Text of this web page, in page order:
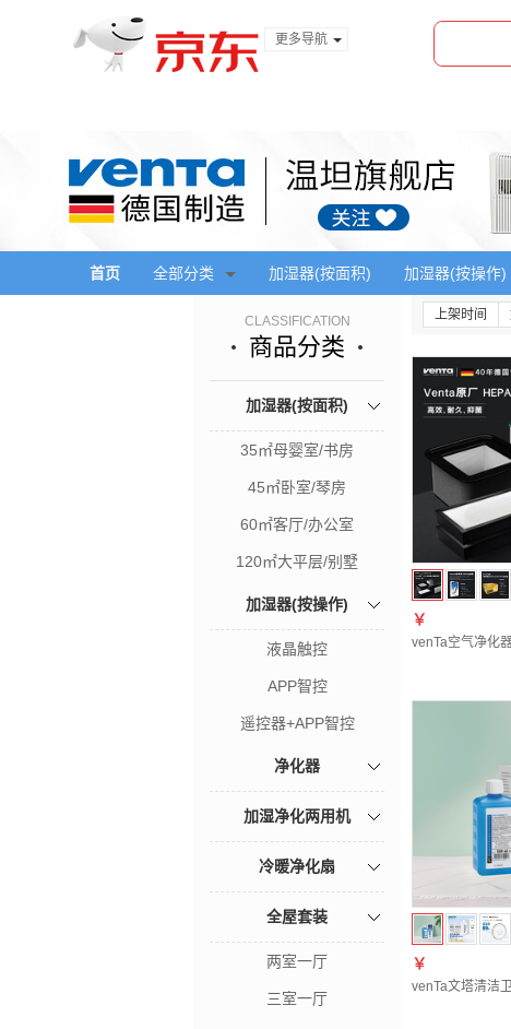
更多导航
首页 全部分类 加湿器(按面积) 加湿器(按操作)
CLASSIFICATION
商品分类
加湿器(按面积)
35㎡母婴室/书房
45㎡卧室/琴房
60㎡客厅/办公室
120㎡大平层/别墅
加湿器(按操作)
液晶触控
APP智控
遥控器+APP智控
净化器
加湿净化两用机
冷暖净化扇
全屋套装
两室一厅
三室一厅
上架时间
￥
venTa空气净化
￥
venTa文塔清洁